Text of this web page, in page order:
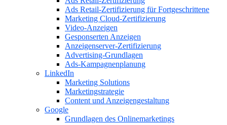
Ads Retail-Zertifizierung für Fortgeschrittene
Marketing Cloud-Zertifizierung
Video-Anzeigen
Gesponserten Anzeigen
Anzeigenserver-Zertifizierung
Advertising-Grundlagen
Ads-Kampagnenplanung
LinkedIn
Marketing Solutions
Marketingstrategie
Content und Anzeigengestaltung
Google
Grundlagen des Onlinemarketings